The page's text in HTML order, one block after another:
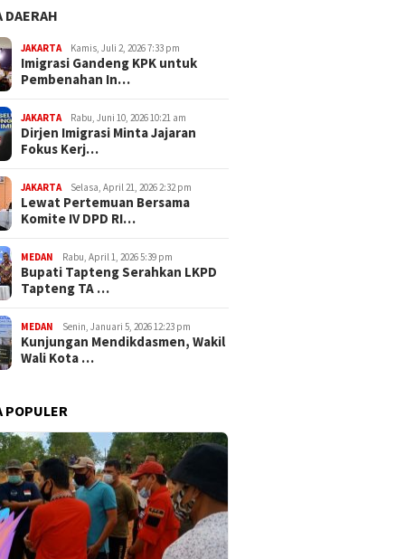
DAERAH
JAKARTA Kamis, Juli 2, 2026 7:33 pm
Imigrasi Gandeng KPK untuk
Pembenahan In…
JAKARTA Rabu, Juni 10, 2026 10:21 am
Dirjen Imigrasi Minta Jajaran
Fokus Kerj…
JAKARTA Selasa, April 21, 2026 2:32 pm
Lewat Pertemuan Bersama
Komite IV DPD RI…
MEDAN Rabu, April 1, 2026 5:39 pm
Bupati Tapteng Serahkan LKPD
Tapteng TA …
MEDAN Senin, Januari 5, 2026 12:23 pm
Kunjungan Mendikdasmen, Wakil
Wali Kota …
POPULER